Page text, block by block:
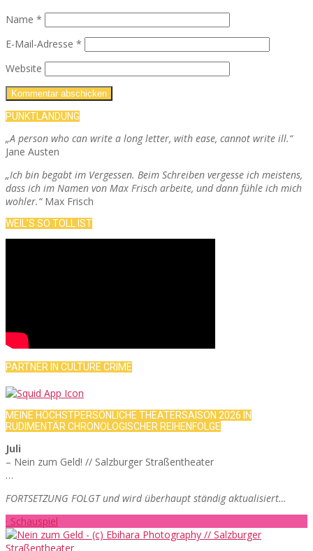
Name *
E-Mail-Adresse *
Website
PUNKTLANDUNG
„A person who can write a long letter, with ease, cannot write ill.“
Jane Austen
„Ich bin begabt im Vergessen. Beim Schreiben vergesse ich meistens,
dass ich im Namen von Max Frisch arbeite, und dann fühle ich mich
wohler.“Max Frisch
WEIL’S SO TOLL IST
PARTNER IN CULTURE CRIME
MEINE HÖCHSTPERSÖNLICHE THEATERSAISON 2026 IN
RUDIMENTÄR CHRONOLOGISCHER REIHENFOLGE
Juli
– Nein zum Geld! // Salzburger Straßentheater
…
FORTSETZUNG FOLGT und wird überhaupt ständig aktualisiert…
· Schauspiel